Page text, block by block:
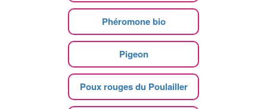
Phéromone bio
Pigeon
Poux rouges du Poulailler